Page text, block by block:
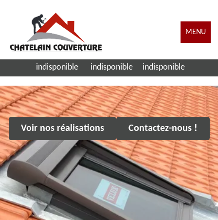
MENU
indisponible indisponible indisponible
Voir nos réalisations Contactez-nous !